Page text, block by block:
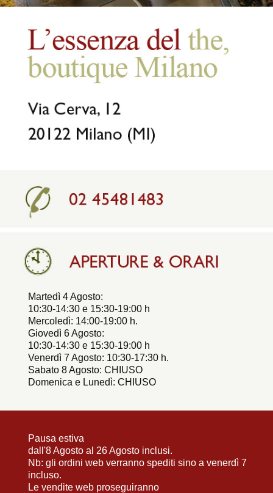
Martedì 4 Agosto:
10:30-14:30 e 15:30-19:00 h
Mercoledì: 14:00-19:00 h.
Giovedì 6 Agosto:
10:30-14:30 e 15:30-19:00 h
Venerdì 7 Agosto: 10:30-17:30 h.
Sabato 8 Agosto: CHIUSO
Domenica e Lunedì: CHIUSO
Pausa estiva
dall'8 Agosto al 26 Agosto inclusi.
Nb: gli ordini web verranno spediti sino a venerdì 7
incluso.
Le vendite web proseguiranno